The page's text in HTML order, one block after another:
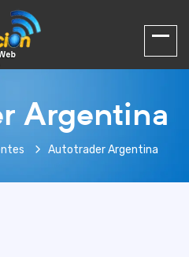
Argentina
Autotrader Argentina